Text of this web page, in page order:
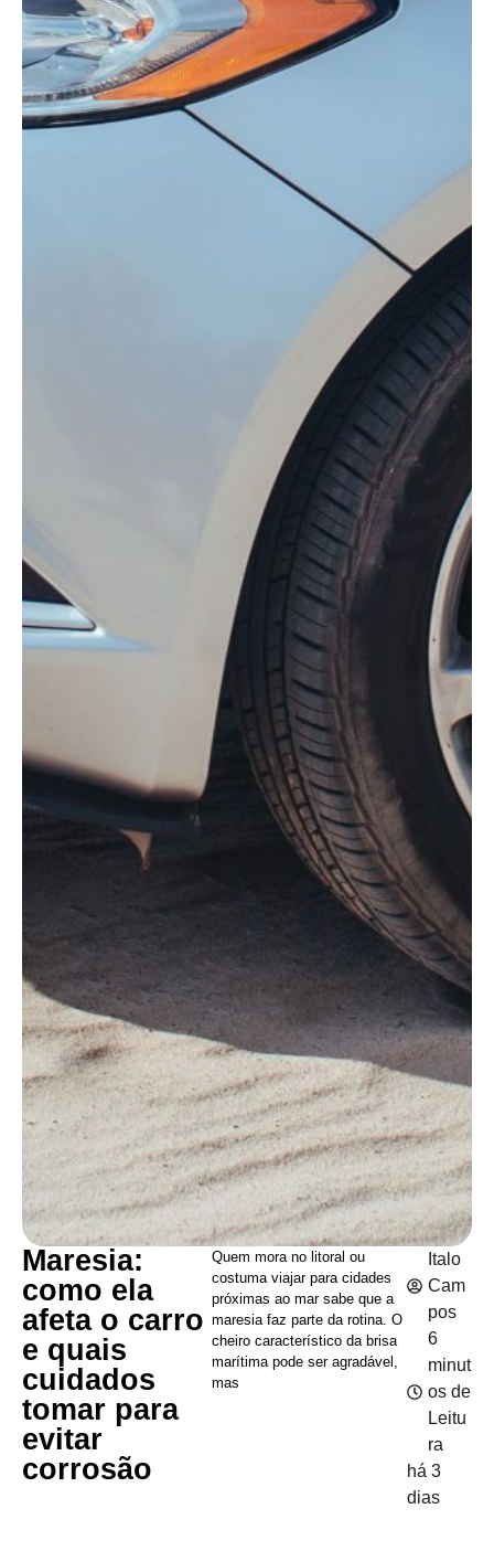
Maresia:
como ela
afeta o carro
e quais
cuidados
tomar para
evitar
corrosão
Quem mora no litoral ou
costuma viajar para cidades
próximas ao mar sabe que a
maresia faz parte da rotina. O
cheiro característico da brisa
marítima pode ser agradável,
mas
Italo
Cam
pos
6
minut
os de
Leitu
ra
há 3
dias